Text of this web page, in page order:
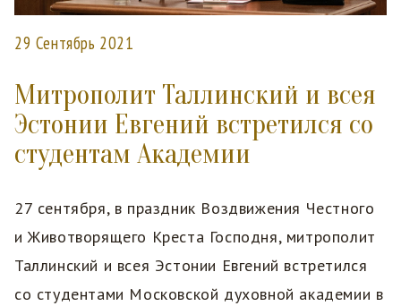
29 Сентябрь 2021
Митрополит Таллинский и всея
Эстонии Евгений встретился со
студентам Академии
27 сентября, в праздник Воздвижения Честного
и Животворящего Креста Господня, митрополит
Таллинский и всея Эстонии Евгений встретился
со студентами Московской духовной академии в